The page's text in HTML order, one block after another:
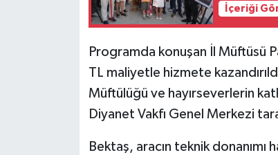
İçeriği
Programda konuşan İl Müftüsü
TL maliyetle hizmete
Müftülüğü ve hayırseverlerin
Diyanet Vakfı Genel Merkezi
Bektaş, aracın teknik